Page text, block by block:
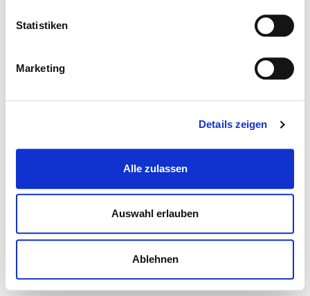
Statistiken
Marketing
Details zeigen
Alle zulassen
Auswahl erlauben
Ablehnen